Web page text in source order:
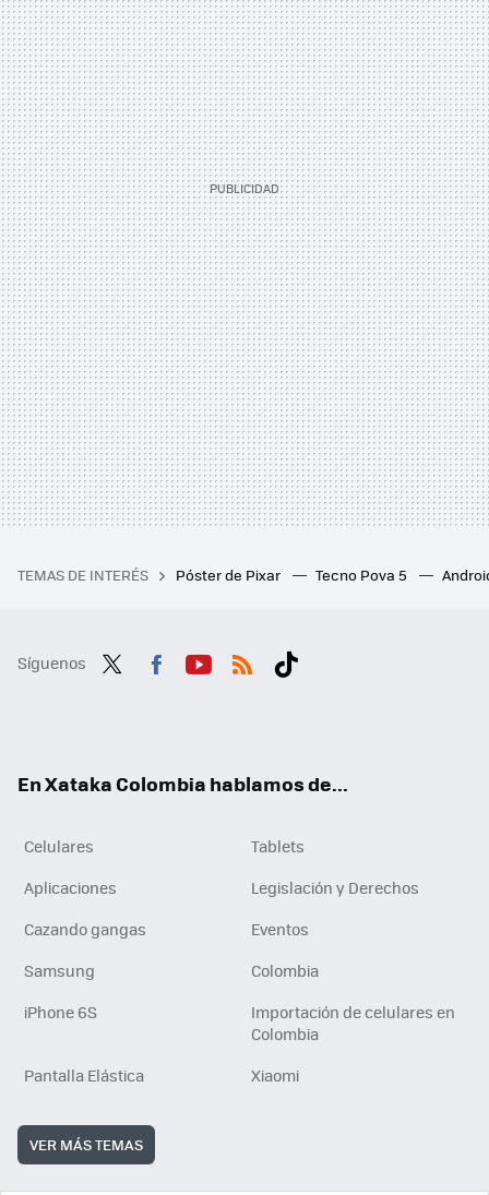
TEMAS DE INTERÉS Póster de Pixar Tecno Pova 5
Síguenos
En Xataka Colombia hablamos de...
Celulares
Tablets
Aplicaciones
Legislación y Derechos
Cazando gangas
Eventos
Samsung
Colombia
iPhone 6S
Importación de celulares en
Colombia
Pantalla Elástica
Xiaomi
VER MÁS TEMAS